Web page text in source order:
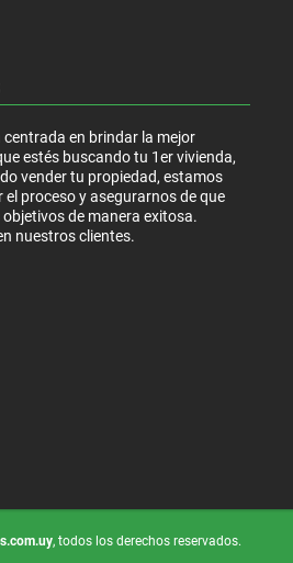
en brindar la mejor
estés buscando tu 1er vivienda,
vender tu propiedad, estamos
proceso y asegurarnos de que
de manera exitosa.
nuestros clientes.
, todos los derechos reservados.